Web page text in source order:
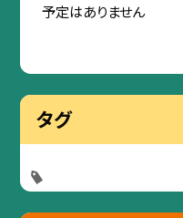
予定はありません
タグ